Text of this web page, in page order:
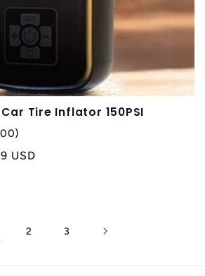
Tire Inflator 150PSI
)
USD
2 3